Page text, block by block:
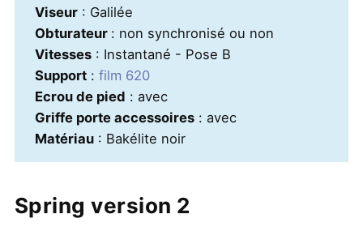
Viseur: Galilée
Obturateur : non synchronisé ou non
Vitesses: Instantané - Pose B
Support: film 620
Ecrou de pied : avec
Griffe porte accessoires: avec
Matériau: Bakélite noir
Spring version 2